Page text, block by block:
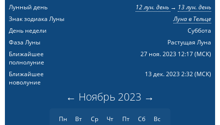
Лунный день
12 лун. день → 13 лун. день
Знак зодиака Луны
Луна в Тельце
День недели
Суббота
Фаза Луны
Растущая Луна
Ближайшее
полнолуние
27 ноя. 2023 12:17(МСК)
Ближайшее
новолуние
13 дек. 2023 2:32(МСК)
← Ноябрь 2023 →
Пн Вт Ср Чт Пт Сб Вс